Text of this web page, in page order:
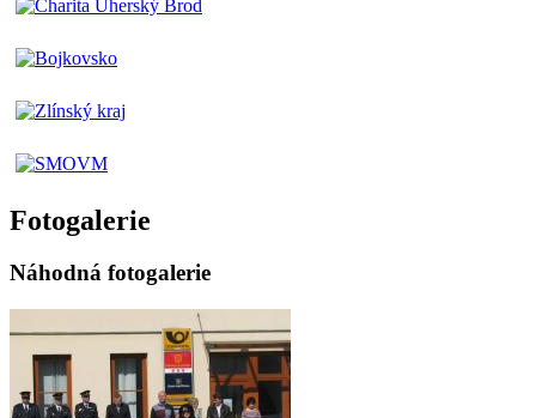
Fotogalerie
Náhodná fotogalerie